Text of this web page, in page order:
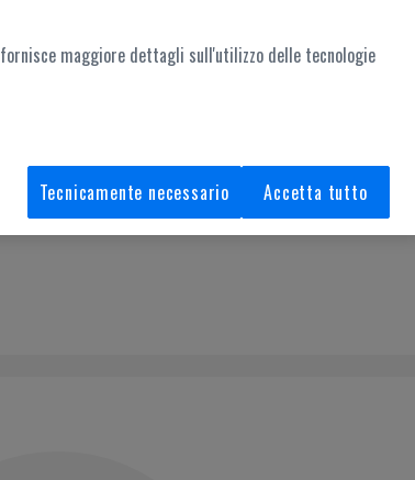
fornisce maggiore dettagli sull'utilizzo delle tecnologie
Tecnicamente necessario Accetta tutto